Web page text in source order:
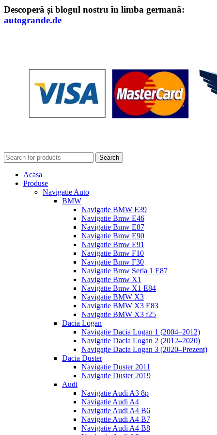
Descoperă și blogul nostru în limba germană:
autogrande.de
Search
Acasa
Produse
Navigatie Auto
BMW
Navigație BMW E39
Navigatie Bmw E46
Navigatie Bmw E87
Navigatie Bmw E90
Navigatie Bmw E91
Navigatie Bmw F10
Navigatie Bmw F30
Navigatie Bmw Seria 1 E87
Navigatie Bmw X1
Navigatie Bmw X1 E84
Navigatie BMW X3
Navigatie BMW X3 E83
Navigatie BMW X3 f25
Dacia Logan
Navigație Dacia Logan 1 (2004–2012)
Navigație Dacia Logan 2 (2012–2020)
Navigație Dacia Logan 3 (2020–Prezent)
Dacia Duster
Navigatie Duster 2011
Navigatie Duster 2019
Audi
Navigatie Audi A3 8p
Navigatie Audi A4
Navigatie Audi A4 B6
Navigatie Audi A4 B7
Navigatie Audi A4 B8